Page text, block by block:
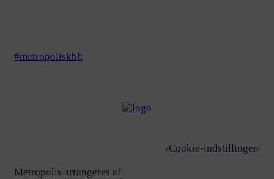
#metropoliskbh
/Cookie-indstillinger/
Metropolis arrangeres af